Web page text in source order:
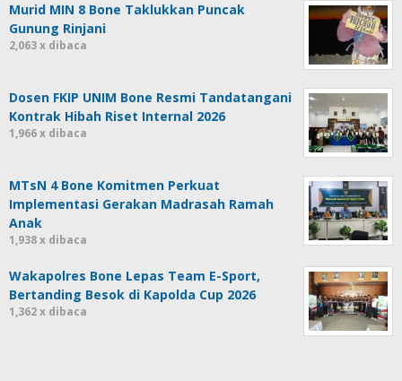
Murid MIN 8 Bone Taklukkan Puncak
Gunung Rinjani
2,063 x dibaca
Dosen FKIP UNIM Bone Resmi Tandatangani
Kontrak Hibah Riset Internal 2026
1,966 x dibaca
MTsN 4 Bone Komitmen Perkuat
Implementasi Gerakan Madrasah Ramah
Anak
1,938 x dibaca
Wakapolres Bone Lepas Team E-Sport,
Bertanding Besok di Kapolda Cup 2026
1,362 x dibaca